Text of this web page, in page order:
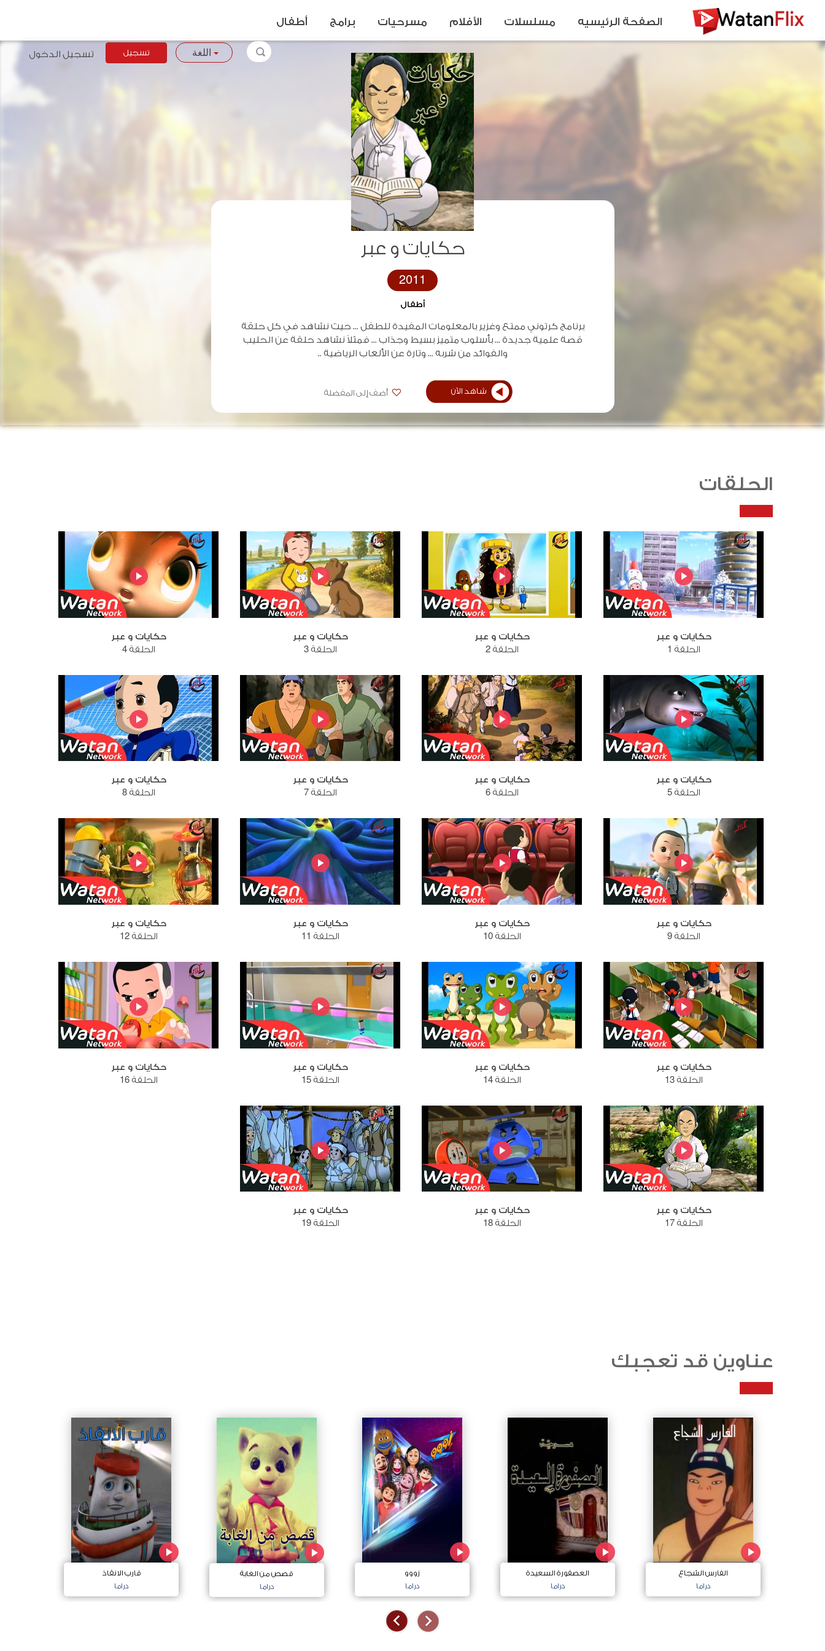
حكايات و عبر
2011
أطفال
برنامج كرتوني ممتع وغزير بالمعلومات المفيدة للطفل ... حيث نشاهد في كل حلقة
قصة علمية جديدة ... بأسلوب متميز بسيط وجذاب ... فمثلاً نشاهد حلقة عن الحليب
والفوائد من شربه ... وتارة عن الألعاب الرياضية ..
شاهد الآن أضف إلى المفضلة
الحلقات
حكايات و عبر
الحلقة 1
حكايات و عبر
الحلقة 2
حكايات و عبر
الحلقة 3
حكايات و عبر
الحلقة 4
حكايات و عبر
الحلقة 5
حكايات و عبر
الحلقة 6
حكايات و عبر
الحلقة 7
حكايات و عبر
الحلقة 8
حكايات و عبر
الحلقة 9
حكايات و عبر
الحلقة 10
حكايات و عبر
الحلقة 11
حكايات و عبر
الحلقة 12
حكايات و عبر
الحلقة 13
حكايات و عبر
الحلقة 14
حكايات و عبر
الحلقة 15
حكايات و عبر
الحلقة 16
حكايات و عبر
الحلقة 17
حكايات و عبر
الحلقة 18
حكايات و عبر
الحلقة 19
عناوين قد تعجبك
الفارس الشجاع
دراما
العصفورة السعيدة
دراما
زووو
دراما
قصص من الغابة
دراما
قارب الانقاذ
دراما
الصفحة الرئيسيه مسلسلات الأفلام مسرحيات برامج أطفال
اللغة تسجيل تسجيل الدخول